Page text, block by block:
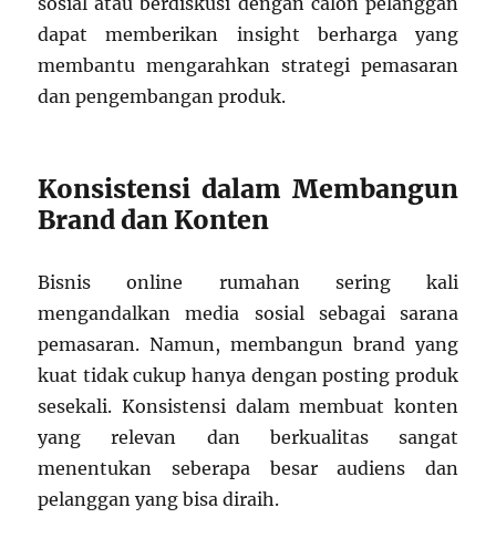
dapat memberikan insight berharga yang
membantu mengarahkan strategi pemasaran
dan pengembangan produk.
Konsistensi dalam Membangun
Brand dan Konten
Bisnis online rumahan sering kali
mengandalkan media sosial sebagai sarana
pemasaran. Namun, membangun brand yang
kuat tidak cukup hanya dengan posting produk
sesekali. Konsistensi dalam membuat konten
yang relevan dan berkualitas sangat
menentukan seberapa besar audiens dan
pelanggan yang bisa diraih.